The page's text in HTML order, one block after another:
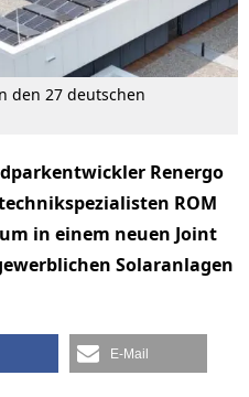
den 27 deutschen
Renergo
ROM
in einem neuen Joint
Solaranlagen
E-Mail